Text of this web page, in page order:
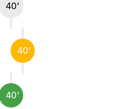
40'
40'
40'